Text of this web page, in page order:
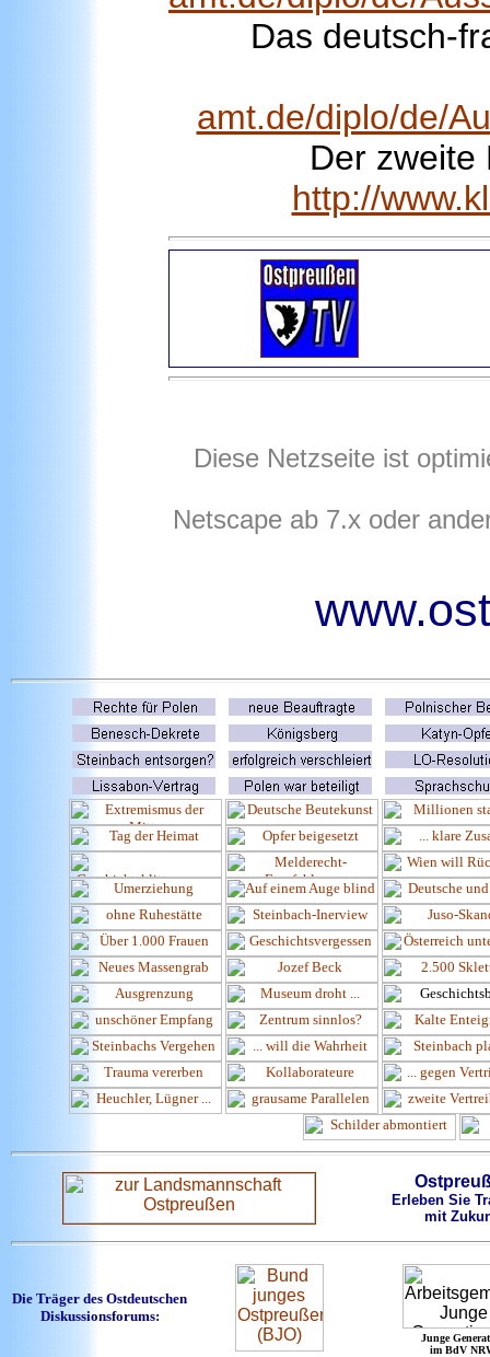
Das deutsch-
amt.de/diplo/de/
Der zweite
http://
Diese Netzseite ist
Netscape ab 7.x oder
Erleben Sie
mit
Die Träger des Ostdeutschen
Diskussionsforums:
Junge
im BdV